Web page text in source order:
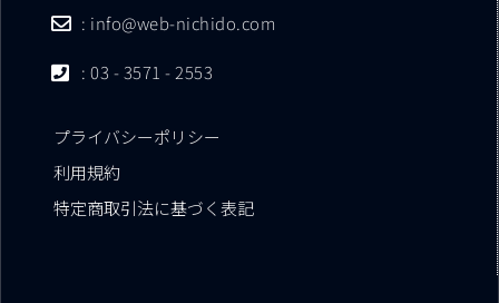
: info@web-nichido.com
: 03 - 3571 - 2553
プライバシーポリシー
利用規約
特定商取引法に基づく表記